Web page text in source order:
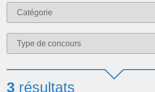
3 résultats